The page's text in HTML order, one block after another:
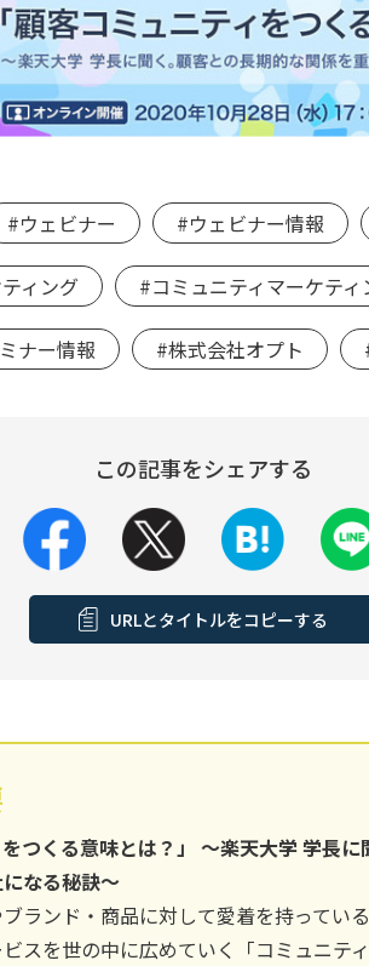
#ウェビナー #ウェビナー情報
ィング #コミュニティマーケテ
ナー情報 #株式会社オプト
この記事をシェアする
URLとタイトルをコピーする
をつくる意味とは？」 ～楽天大学 学長
なる秘訣～
ランド・商品に対して愛着を持ってい
スを世の中に広めていく「コミュニテ